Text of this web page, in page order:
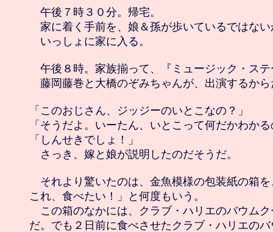
午後７時３０分。帰宅。
家に着く手前を、娘＆孫が歩いているではない
いっしょに家に入る。
午後８時。家族揃って、『ミュージック・ス
藤岡藤巻と大橋のぞみちゃんが、出演するから
「このおじさん、ジッジーのいとこなの？」
「そうだよ。いーたん、いとこって何だかわか
「しんせきでしょ！」
さっき、嫁と娘が説明したのだそうだ。
それより驚いたのは、金魚模様の包装紙の箱
これ、食べたい！」と何度もいう。
この箱のなかには、クラブ・ハリエのバウム
だ。でも２日前に食べさせたクラブ・ハリエの